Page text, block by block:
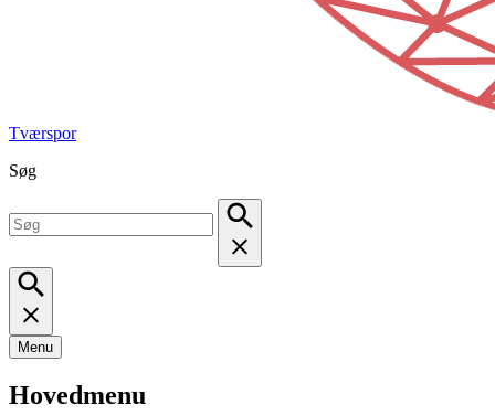
Tværspor
Søg
Menu
Hovedmenu